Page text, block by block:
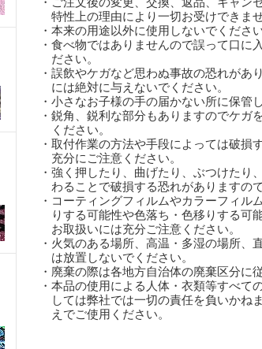
特性上の理由により一切お受けできませ
・本来の用途以外に使用しないでください
・食べ物ではありませんので誤って口に
ださい。
・誤飲やケガなど思わぬ事故の恐れがあ
には絶対に与えないでください。
・小さなお子様の手の届かない所に保管
・鋭角、鋭利な部分もありますのでケガ
ください。
・取付作業の方法や手段によっては破損
充分にご注意ください。
・強く押したり、曲げたり、ぶつけたり
わることで破損する恐れがありますの
・コーティングフィルムやカラーフィル
りする可能性や色落ち・色移りする可
お取扱いには充分ご注意ください。
・火気のある場所、高温・多湿の場所、
は放置しないでください。
・廃棄の際は各地方自治体の廃棄区分に
・本品の使用による人体・衣類等すべて
しては弊社では一切の責任を負いかね
えでご使用ください。